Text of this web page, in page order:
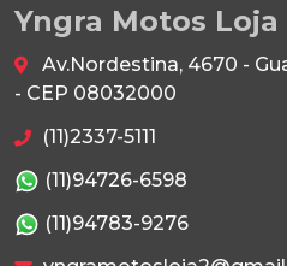
Yngra Motos Loja
Av.Nordestina, 4670 -
- CEP 08032000
(11)2337-5111
(11)94726-6598
(11)94783-9276